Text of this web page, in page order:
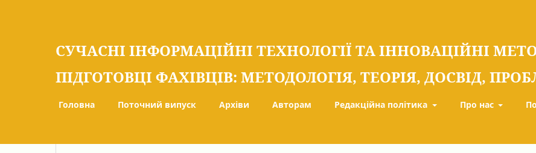
СУЧАСНІ ІНФОРМАЦІЙНІ ТЕХНОЛОГІЇ ТА ІННОВАЦІЙНІ
ПІДГОТОВЦІ ФАХІВЦІВ: МЕТОДОЛОГІЯ, ТЕОРІЯ, ДОСВІД,
Головна Поточний випуск Архіви Авторам Редакційна політика Про нас